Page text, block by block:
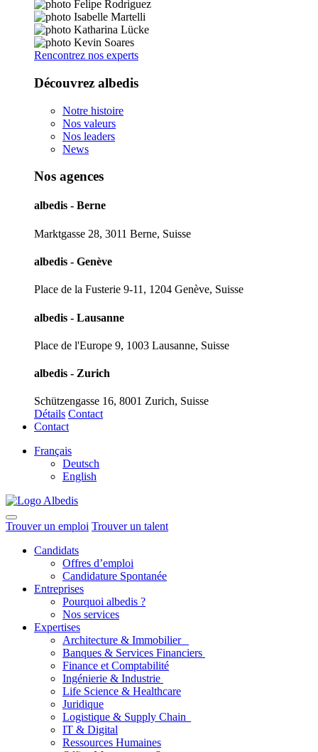
Rencontrez nos experts
Découvrez albedis
Notre histoire
Nos valeurs
Nos leaders
News
Nos agences
albedis - Berne
Marktgasse 28, 3011 Berne, Suisse
albedis - Genève
Place de la Fusterie 9-11, 1204 Genève, Suisse
albedis - Lausanne
Place de l'Europe 9, 1003 Lausanne, Suisse
albedis - Zurich
Schützengasse 16, 8001 Zurich, Suisse
Détails Contact
Contact
Français
Deutsch
English
Trouver un emploi Trouver un talent
Candidats
Offres d’emploi
Candidature Spontanée
Entreprises
Pourquoi albedis ?
Nos services
Expertises
Architecture & Immobilier
Banques & Services Financiers
Finance et Comptabilité
Ingénierie & Industrie
Life Science & Healthcare
Juridique
Logistique & Supply Chain
IT & Digital
Ressources Humaines